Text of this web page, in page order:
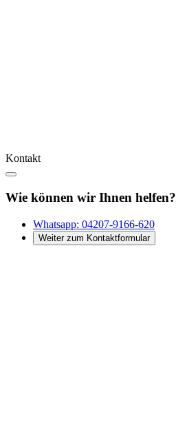
Kontakt
Wie können wir Ihnen helfen?
Whatsapp: 04207-9166-620